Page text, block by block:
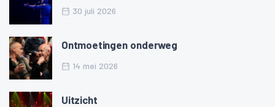
30 juli 2026
Ontmoetingen onderweg
14 mei 2026
Uitzicht